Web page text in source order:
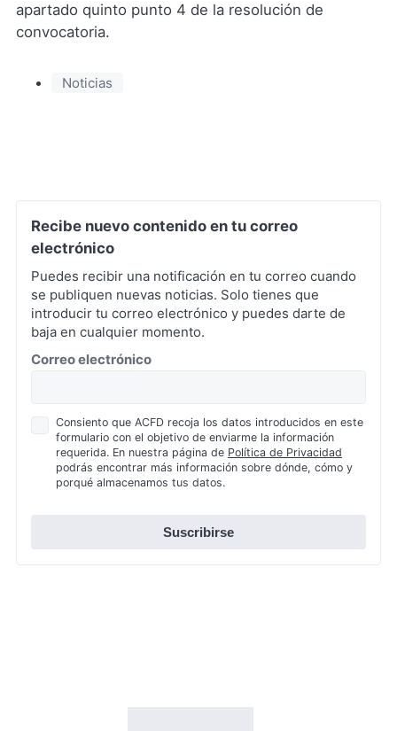
apartado quinto punto 4 de la resolución de
convocatoria.
Noticias
Recibe nuevo contenido en tu correo
electrónico
Puedes recibir una notificación en tu correo cuando
se publiquen nuevas noticias. Solo tienes que
introducir tu correo electrónico y puedes darte de
baja en cualquier momento.
Correo electrónico*
Política
Privacidad
Consiento que ACFD recoja los datos introducidos en este
formulario con el objetivo de enviarme la información
requerida. En nuestra página de Política de Privacidad
podrás encontrar más información sobre dónde, cómo y
porqué almacenamos tus datos.
Suscribirse